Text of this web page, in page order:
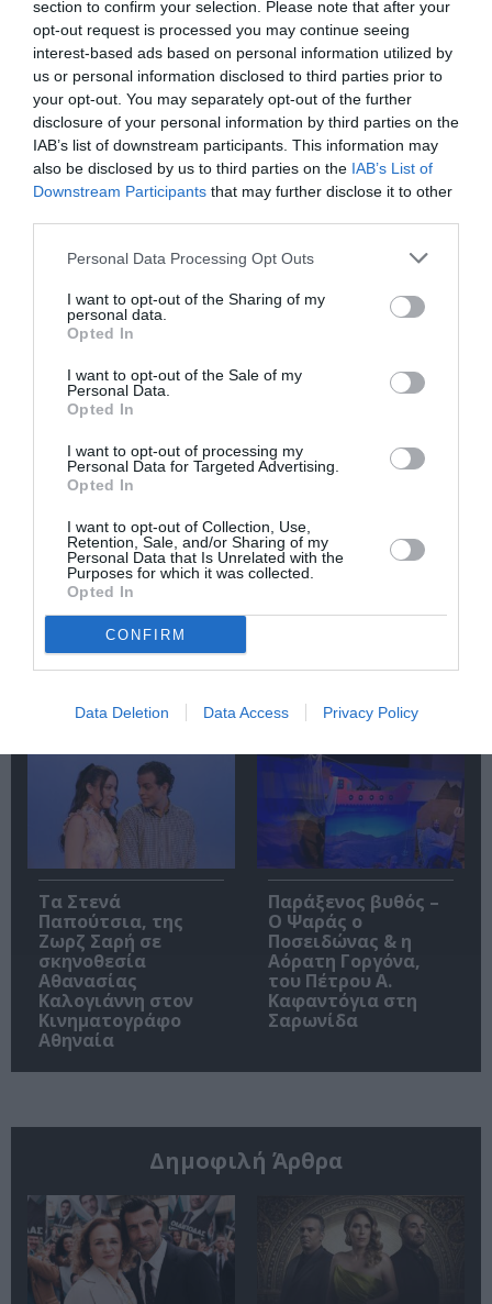
section to confirm your selection. Please note that after your
opt-out request is processed you may continue seeing
interest-based ads based on personal information utilized by
us or personal information disclosed to third parties prior to
your opt-out. You may separately opt-out of the further
disclosure of your personal information by third parties on the
IAB’s list of downstream participants. This information may
also be disclosed by us to third parties on the IAB’s List of
Downstream Participants that may further disclose it to other
Personal Data Processing Opt Outs
I want to opt-out of the Sharing of my
personal data.
Opted In
I want to opt-out of the Sale of my
Personal Data.
Opted In
I want to opt-out of processing my
Personal Data for Targeted Advertising.
Opted In
I want to opt-out of Collection, Use,
Retention, Sale, and/or Sharing of my
Personal Data that Is Unrelated with the
Purposes for which it was collected.
Opted In
CONFIRM
Data Deletion Data Access Privacy Policy
ΕΚΔΟΣΕΙΣ ΚΕΔΡΟΣ ΠΑΙΔΙΚΟ ΒΙΒΛΙΟ
Newsletter
Κάθε βδομάδα στο e-mail σας τα τελευταία νέα για
την Τέχνη και τον Πολιτισμό!
Ακολουθήστε το Culturenow.gr
ΚΠΙΣΝ: Park your
Cinema – Αύγουστος
του Ντέιβιντ
στο 12ο Διεθνές
Φεστιβάλ Άνδρου
Τα Στενά
Παπούτσια, της
Ζωρζ Σαρή σε
σκηνοθεσία
Αθανασίας
Καλογιάννη στον
Κινηματογράφο
Αθηναία
Παράξενος βυθός –
Ο Ψαράς ο
Ποσειδώνας & η
Αόρατη Γοργόνα,
του Πέτρου Α.
Καφαντόγια στη
Σαρωνίδα
Δημοφιλή Άρθρα